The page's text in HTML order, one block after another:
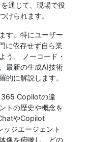
通じて、現場で役
けられます。
す。特にユーザー
に依存せず自ら業
う、 ノーコード・
最新の生成AI技術
的に解説します。
Copilotの違
トの歴史や概念を
やCopilot
ジエージェント
像を俯瞰し、どの